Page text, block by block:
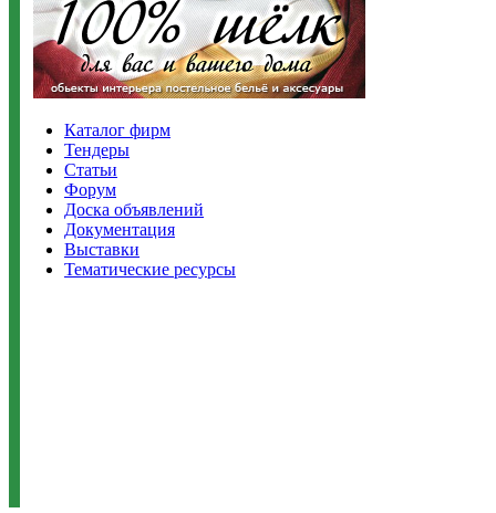
Каталог фирм
Тендеры
Статьи
Форум
Доска объявлений
Документация
Выставки
Тематические ресурсы